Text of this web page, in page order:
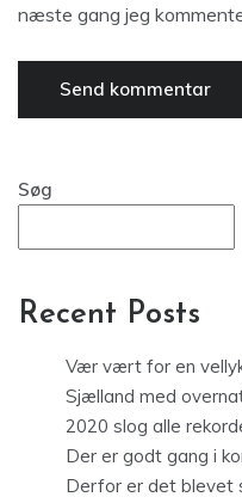
næste gang jeg
Søg
Recent Posts
Vær vært for en
Sjælland med
2020 slog alle
Der er godt gang i
Derfor er det